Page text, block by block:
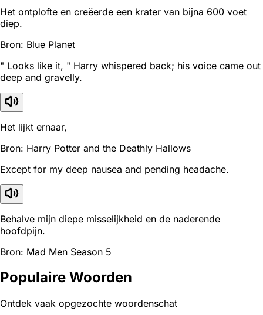
Het ontplofte en creëerde een krater van bijna 600 voet
diep.
Bron: Blue Planet
" Looks like it, " Harry whispered back; his voice came out
deep and gravelly.
Het lijkt ernaar,
Bron: Harry Potter and the Deathly Hallows
Except for my deep nausea and pending headache.
Behalve mijn diepe misselijkheid en de naderende
hoofdpijn.
Bron: Mad Men Season 5
Populaire Woorden
Ontdek vaak opgezochte woordenschat